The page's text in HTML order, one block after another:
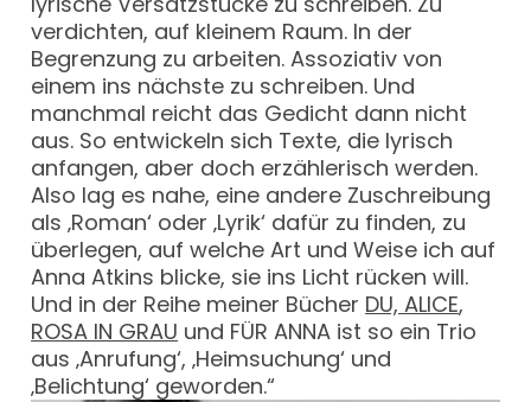
verdichten, auf kleinem Raum. In der
Begrenzung zu arbeiten. Assoziativ von
einem ins nächste zu schreiben. Und
manchmal reicht das Gedicht dann nicht
aus. So entwickeln sich Texte, die lyrisch
anfangen, aber doch erzählerisch werden.
Also lag es nahe, eine andere Zuschreibung
als ‚Roman‘ oder ‚Lyrik‘ dafür zu finden, zu
überlegen, auf welche Art und Weise ich auf
Anna Atkins blicke, sie ins Licht rücken will.
Und in der Reihe meiner Bücher DU, ALICE,
ROSA IN GRAU und FÜR ANNA ist so ein Trio
aus ‚Anrufung‘, ‚Heimsuchung‘ und
‚Belichtung‘ geworden.“